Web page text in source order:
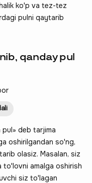
ko'p va tez-tez
pulni qaytarib
qanday pul
deb tarjima
oshirilgandan so'ng,
olasiz. Masalan, siz
amalga oshirish
siz to'lagan